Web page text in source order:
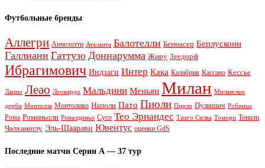
Футбольные бренды
Аллегри Анчелотти Аталанта Балотелли Беннасер Берлускони
Галлиани Гаттузо Доннарумма Жиру Зеедорф
Ибрагимович Индзаги Интер Кака Калабрия Кассано Кессье
Лацио Леао Леонардо Мальдини Меньян Милан Миланское
дерби Монтелла Монтоливо Наполи Пато Пиоли Пирло Пулишич Робиньо
Рома Романьоли Роналдиньо Сусо Тео Эрнандес Тиаго Силва Томори Тонали
Чалханоглу Эль-Шаарави Ювентус оценки GdS
Последние матчи Серии А — 37 тур